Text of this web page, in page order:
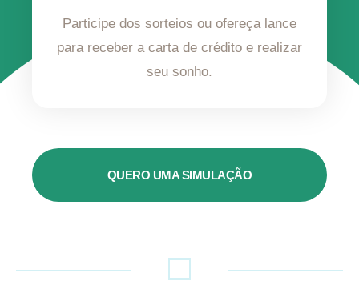
Participe dos sorteios ou ofereça lance
para receber a carta de crédito e realizar
seu sonho.
QUERO UMA SIMULAÇÃO